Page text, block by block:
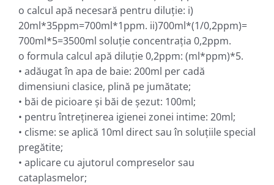
o calcul apă necesară pentru diluţie: i)
20ml*35ppm=700ml*1ppm. ii)700ml*(1/0,2ppm)=
700ml*5=3500ml soluţie concentraţia 0,2ppm.
o formula calcul apă diluţie 0,2ppm: (ml*ppm)*5.
• adăugat în apa de baie: 200ml per cadă
dimensiuni clasice, plină pe jumătate;
• băi de picioare şi băi de şezut: 100ml;
• pentru întreţinerea igienei zonei intime: 20ml;
• clisme: se aplică 10ml direct sau în soluţiile special
pregătite;
• aplicare cu ajutorul compreselor sau
cataplasmelor;